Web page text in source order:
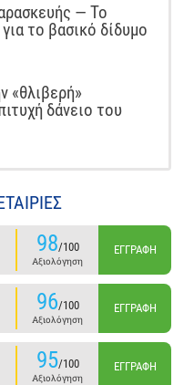
— Το
το βασικό δίδυμο
«θλιβερή»
δάνειο του
98/100
Αξιολόγηση
ΕΓΓΡΑΦΉ
96/100
Αξιολόγηση
ΕΓΓΡΑΦΉ
95/100
Αξιολόγηση
ΕΓΓΡΑΦΉ